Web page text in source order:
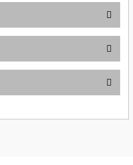
öneri formunu kullanarak tarafımıza